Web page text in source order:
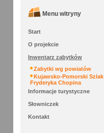
Menu witryny
Start
O projekcie
Inwentarz zabytków
Zabytki wg powiatów
Kujawsko-Pomorski Szlak
Fryderyka Chopina
Informacje turystyczne
Słowniczek
Kontakt